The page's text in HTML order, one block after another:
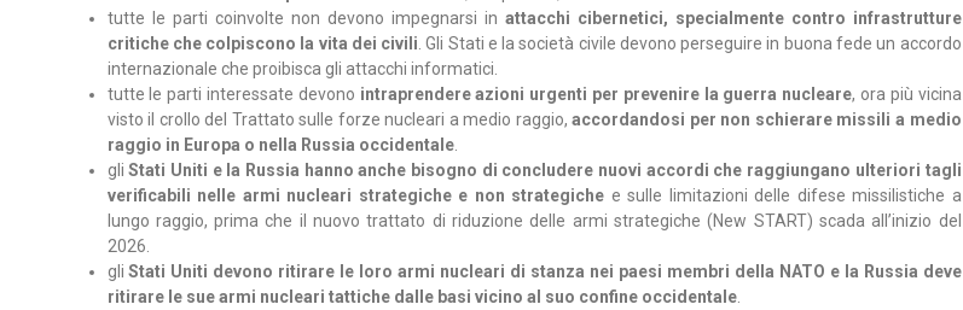
tutte le parti coinvolte non devono impegnarsi in attacchi cibernetici, specialmente contro infrastrutture
critiche che colpiscono la vita dei civili . Gli Stati e la società civile devono perseguire in buona fede un accordo
internazionale che proibisca gli attacchi informatici.
tutte le parti interessate devono intraprendere azioni urgenti per prevenire la guerra nucleare, ora più vicina
visto il crollo del Trattato sulle forze nucleari a medio raggio,accordandosi per non schierare missili a medio
raggio in Europa o nella Russia occidentale.
gliStati Uniti e la Russia hanno anche bisogno di concludere nuovi accordi che raggiungano ulteriori tagli
verificabili nelle armi nucleari strategiche e non strategiche e sulle limitazioni delle difese missilistiche a
lungo raggio, prima che il nuovo trattato di riduzione delle armi strategiche (New START) scada all’inizio del
2026.
gliStati Uniti devono ritirare le loro armi nucleari di stanza nei paesi membri della NATO e la Russia deve
ritirare le sue armi nucleari tattiche dalle basi vicino al suo confine occidentale.